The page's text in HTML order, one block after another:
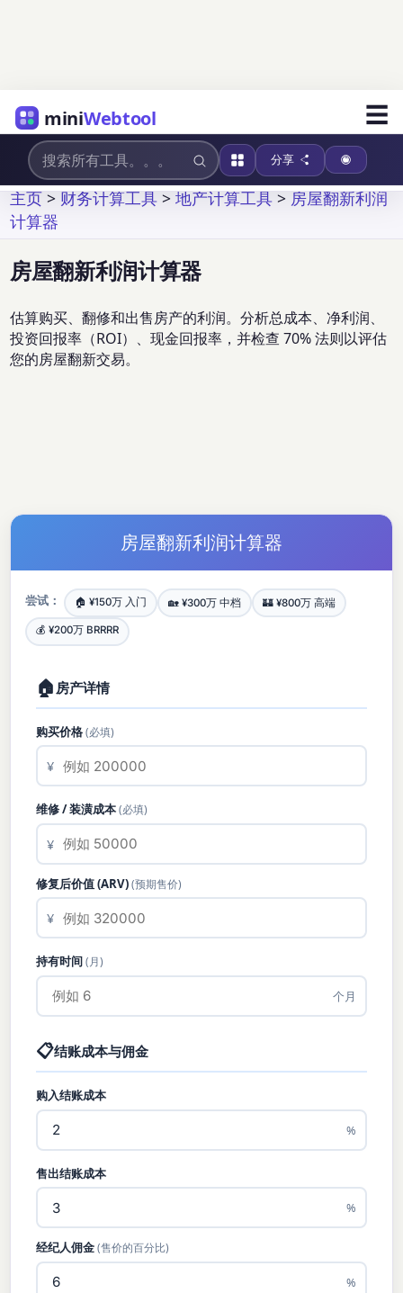
miniWebtool ☰
分享
主页>财务计算工具>地产计算工具>房屋翻新利润
计算器
房屋翻新利润计算器
估算购买、翻修和出售房产的利润。分析总成本、净利润、
投资回报率（ROI）、现金回报率，并检查 70% 法则以评估
您的房屋翻新交易。
房屋翻新利润计算器
尝试： 🏠 ¥150万 入门 🏡 ¥300万 中档 🏰 ¥800万 高端
💰 ¥200万 BRRRR
🏠房产详情
购买价格(必填)
¥
维修 / 装潢成本(必填)
¥
修复后价值 (ARV)(预期售价)
¥
持有时间(月)
个月
📋结账成本与佣金
购入结账成本
%
售出结账成本
%
经纪人佣金(售价的百分比)
%